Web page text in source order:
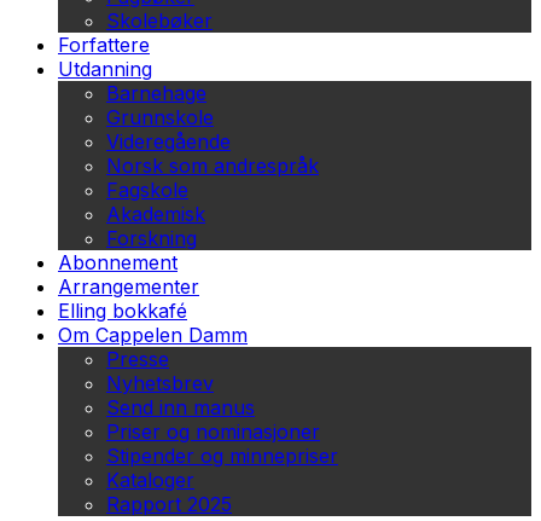
Skolebøker
Forfattere
Utdanning
Barnehage
Grunnskole
Videregående
Norsk som andrespråk
Fagskole
Akademisk
Forskning
Abonnement
Arrangementer
Elling bokkafé
Om Cappelen Damm
Presse
Nyhetsbrev
Send inn manus
Priser og nominasjoner
Stipender og minnepriser
Kataloger
Rapport 2025